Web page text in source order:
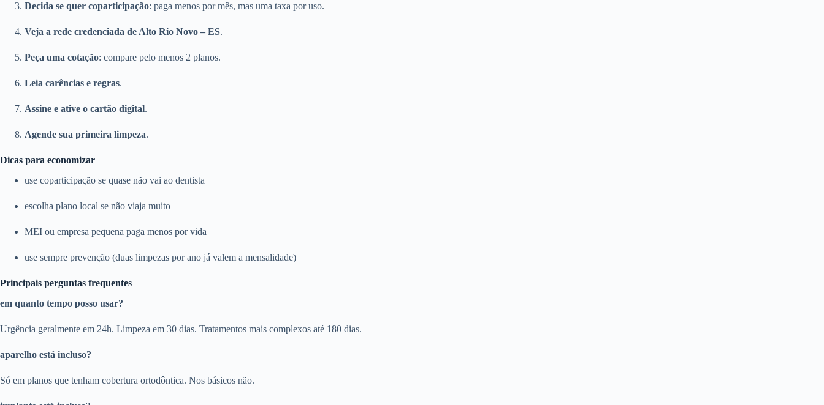
Decida se quer coparticipação: paga menos por mês, mas uma taxa por uso.
Veja a rede credenciada de Alto Rio Novo – ES.
Peça uma cotação: compare pelo menos 2 planos.
Leia carências e regras.
Assine e ative o cartão digital.
Agende sua primeira limpeza.
Dicas para economizar
use coparticipação se quase não vai ao dentista
escolha plano local se não viaja muito
MEI ou empresa pequena paga menos por vida
use sempre prevenção (duas limpezas por ano já valem a mensalidade)
Principais perguntas frequentes
em quanto tempo posso usar?
Urgência geralmente em 24h. Limpeza em 30 dias. Tratamentos mais complexos até 180 dias.
aparelho está incluso?
Só em planos que tenham cobertura ortodôntica. Nos básicos não.